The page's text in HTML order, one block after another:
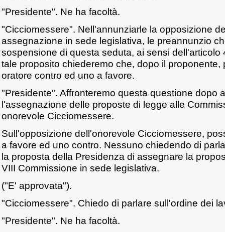
"Presidente". Ne ha facoltà.
"Cicciomessere". Nell'annunziarle la opposizione
assegnazione in sede legislativa, le preannunzio
sospensione di questa seduta, ai sensi dell'articolo
tale proposito chiederemo che, dopo il proponente,
oratore contro ed uno a favore.
"Presidente". Affronteremo questa questione dopo
l'assegnazione delle proposte di legge alle
onorevole Cicciomessere.
Sull'opposizione dell'onorevole Cicciomessere,
a favore ed uno contro. Nessuno chiedendo di
la proposta della Presidenza di assegnare la
VIII Commissione in sede legislativa.
("E' approvata").
"Cicciomessere". Chiedo di parlare sull'ordine dei
"Presidente". Ne ha facoltà.